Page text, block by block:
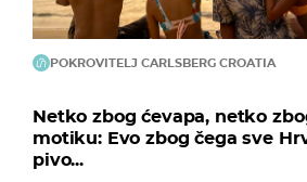
POKROVITELJ CARLSBERG CROATIA
Netko zbog ćevapa, netko
motiku: Evo zbog čega sve
pivo...